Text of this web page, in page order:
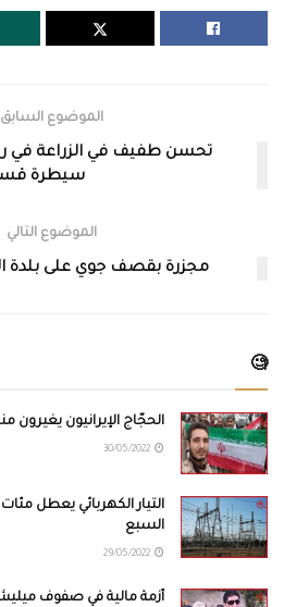
الموضوع السابق
تحسن طفيف في الزراعة في
سيطرة
الموضوع التالي
مجزرة بقصف جوي على بلدة
🧐
الحجّاج الإيرانيون يغيرون
التيار الكهربائي يعطل
السبع
أزمة مالية في صفوف